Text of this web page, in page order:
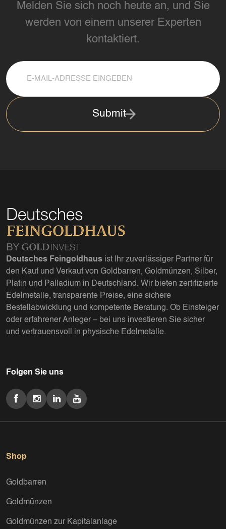
Melden Sie sich noch heute an, und Sie
werden von einem unserer Experten
kontaktiert.
Submit
Deutsches Feingoldhaus ist Ihr zuverlässiger Partner für
den Kauf und Verkauf von Goldbarren, Goldmünzen, Silber,
Platin und Palladium in Deutschland. Wir bieten zertifizierte
Edelmetalle, transparente Preise, eine sichere
Bestellabwicklung und kompetente Beratung. Ob Einsteiger
oder erfahrener Anleger – bei uns investieren Sie sicher
und vertrauensvoll in physische Edelmetalle.
Folgen Sie uns
Shop
Goldbarren
Goldmünzen
Goldmünzen zur Kapitalanlage